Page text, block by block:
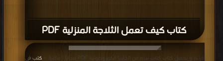
كتاب كيف تعمل الثلاجة المنزلية PDF
قراءة و تحميل كتاب كتاب نبذه عن الخلايا الكهروضوئية PDF مجانا | مكتبة > كتب في